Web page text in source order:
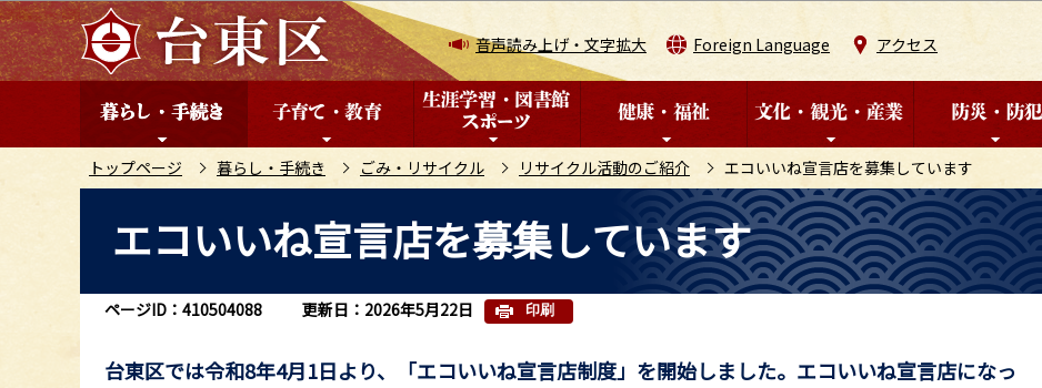
こ
の
ペ
音声読み上げ・文字拡大 Foreign Language アクセス
トップページ 暮らし・手続き ごみ・リサイクル リサイクル活動のご紹介 エコいいね宣言店を募集しています
こ
エコいいね宣言店を募集しています
ページID：410504088 更新日：2026年5月22日 印刷
台東区では令和8年4月1日より、「エコいいね宣言店制度」を開始しました。エコいいね宣言店になっ